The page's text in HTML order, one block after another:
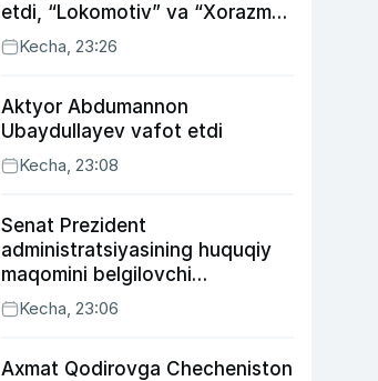
etdi, “Lokomotiv” va “Xorazm”
uyda g‘alaba qozondi
Kecha, 23:26
Aktyor Abdu­mannon
Ubaydullayev vafot etdi
Kecha, 23:08
Senat Prezident
administratsiyasining huquqiy
maqomini belgilovchi
konstitutsiyaviy qonunni
ma’qulladi
Kecha, 23:06
Axmat Qodirovga Checheniston